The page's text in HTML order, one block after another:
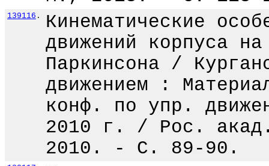
139116 .
Кинематические
движений корпуса
Паркинсона /
движением :
конф. по упр.
2010 г. / Рос.
2010. - С. 89-90.